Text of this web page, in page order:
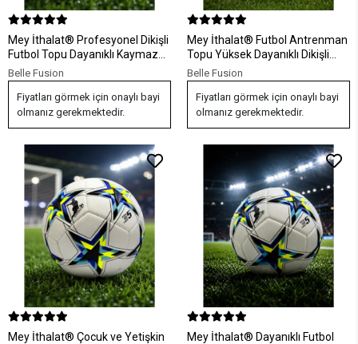
Mey İthalat® Profesyonel Dikişli
Futbol Topu Dayanıklı Kaymaz
Yüzeyli Antrenman Topu
Belle Fusion
Fiyatları görmek için onaylı bayi
olmanız gerekmektedir.
Mey İthalat® Futbol Antrenman
Topu Yüksek Dayanıklı Dikişli
Kaymaz Yüzey Tasarımı
Belle Fusion
Fiyatları görmek için onaylı bayi
olmanız gerekmektedir.
Mey İthalat® Çocuk ve Yetişkin
Mey İthalat® Dayanıklı Futbol